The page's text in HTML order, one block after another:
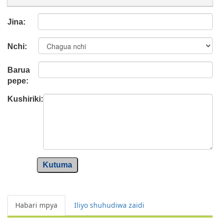
Jina:
Nchi:
Barua
pepe:
Kushiriki:
Kutuma
Habari mpya Iliyo shuhudiwa zaidi